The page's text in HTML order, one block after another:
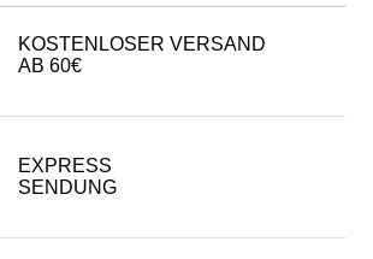
KOSTENLOSER VERSAND
AB 60€
EXPRESS
SENDUNG